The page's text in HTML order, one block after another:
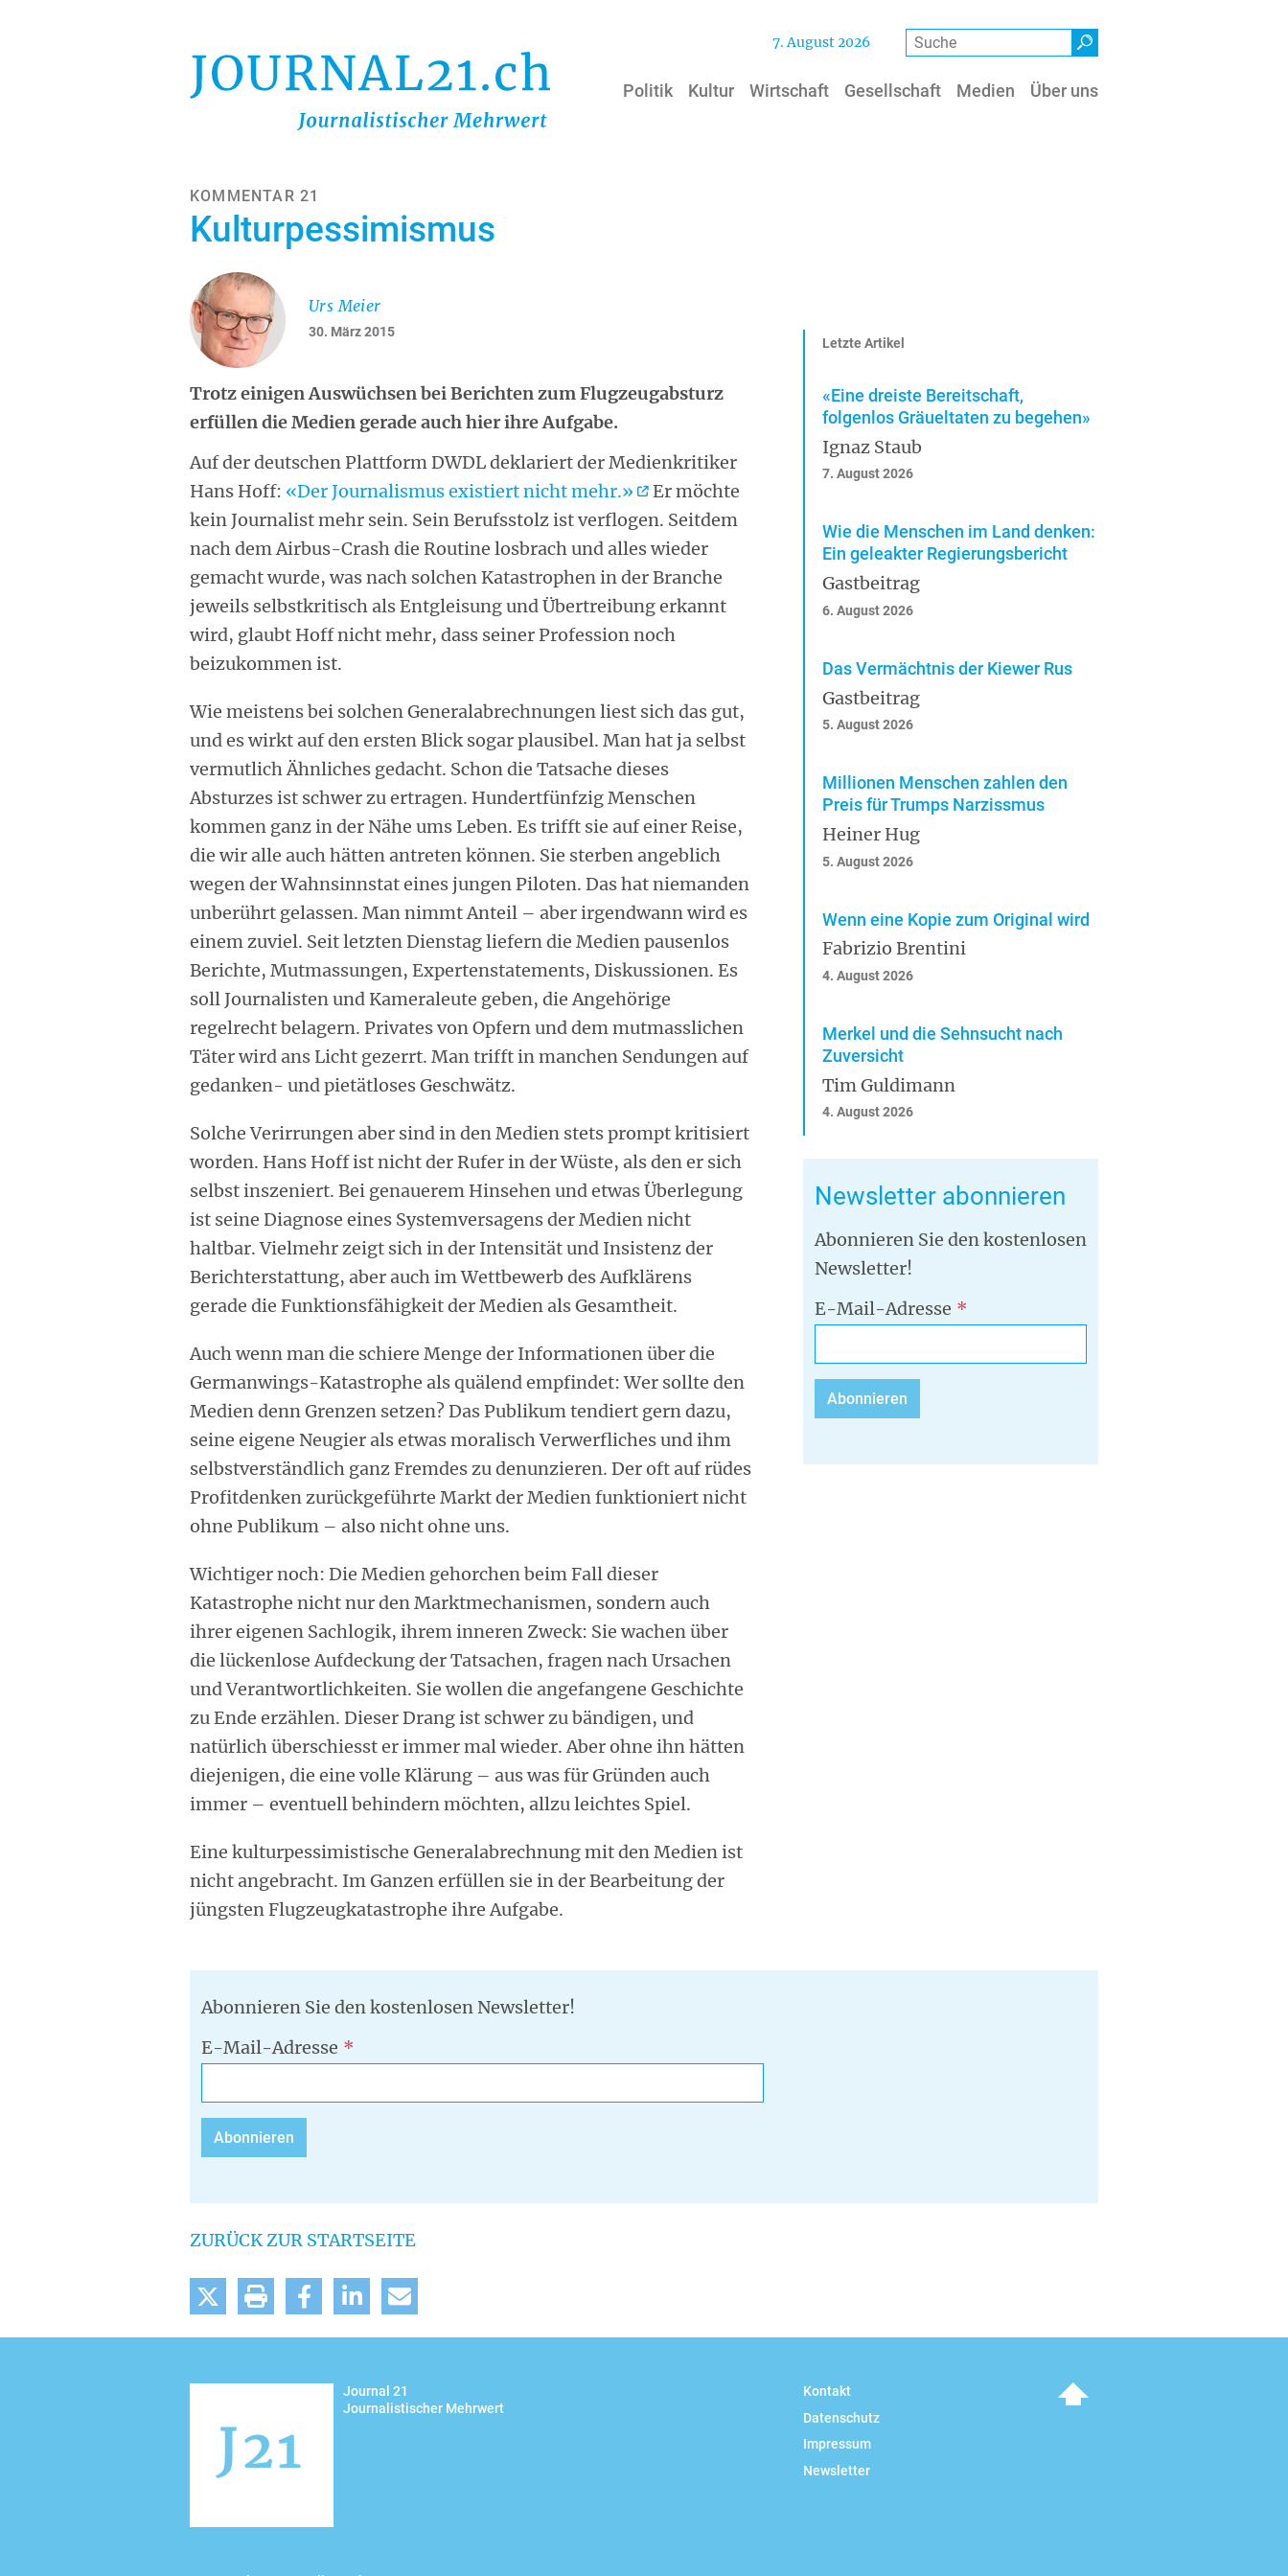
7. August 2026 Suche
Politik Kultur Wirtschaft Gesellschaft Medien Über uns
KOMMENTAR 21
Kulturpessimismus
30. März 2015
Urs Meier
Trotz einigen Auswüchsen bei Berichten zum Flugzeugabsturz
erfüllen die Medien gerade auch hier ihre Aufgabe.
Auf der deutschen Plattform DWDL deklariert der Medienkritiker
Hans Hoff: «Der Journalismus existiert nichtmehr.»
Er möchte
kein Journalist mehr sein. Sein Berufsstolz ist verflogen. Seitdem
nach dem Airbus-Crash die Routine losbrach und alles wieder
gemacht wurde, was nach solchen Katastrophen in der Branche
jeweils selbstkritisch als Entgleisung und Übertreibung erkannt
wird, glaubt Hoff nicht mehr, dass seiner Profession noch
beizukommen ist.
Wie meistens bei solchen Generalabrechnungen liest sich das gut,
und es wirkt auf den ersten Blick sogar plausibel. Man hat ja selbst
vermutlich Ähnliches gedacht. Schon die Tatsache dieses
Absturzes ist schwer zu ertragen. Hundertfünfzig Menschen
kommen ganz in der Nähe ums Leben. Es trifft sie auf einer Reise,
die wir alle auch hätten antreten können. Sie sterben angeblich
wegen der Wahnsinnstat eines jungen Piloten. Das hat niemanden
unberührt gelassen. Man nimmt Anteil – aber irgendwann wird es
einem zuviel. Seit letzten Dienstag liefern die Medien pausenlos
Berichte, Mutmassungen, Expertenstatements, Diskussionen. Es
soll Journalisten und Kameraleute geben, die Angehörige
regelrecht belagern. Privates von Opfern und dem mutmasslichen
Täter wird ans Licht gezerrt. Man trifft in manchen Sendungen auf
gedanken- und pietätloses Geschwätz.
Solche Verirrungen aber sind in den Medien stets prompt kritisiert
worden. Hans Hoff ist nicht der Rufer in der Wüste, als den er sich
selbst inszeniert. Bei genauerem Hinsehen und etwas Überlegung
ist seine Diagnose eines Systemversagens der Medien nicht
haltbar. Vielmehr zeigt sich in der Intensität und Insistenz der
Berichterstattung, aber auch im Wettbewerb des Aufklärens
gerade die Funktionsfähigkeit der Medien als Gesamtheit.
Auch wenn man die schiere Menge der Informationen über die
Germanwings-Katastrophe als quälend empfindet: Wer sollte den
Medien denn Grenzen setzen? Das Publikum tendiert gern dazu,
seine eigene Neugier als etwas moralisch Verwerfliches und ihm
selbstverständlich ganz Fremdes zu denunzieren. Der oft auf rüdes
Profitdenken zurückgeführte Markt der Medien funktioniert nicht
ohne Publikum – also nicht ohne uns.
Wichtiger noch: Die Medien gehorchen beim Fall dieser
Katastrophe nicht nur den Marktmechanismen, sondern auch
ihrer eigenen Sachlogik, ihrem inneren Zweck: Sie wachen über
die lückenlose Aufdeckung der Tatsachen, fragen nach Ursachen
und Verantwortlichkeiten. Sie wollen die angefangene Geschichte
zu Ende erzählen. Dieser Drang ist schwer zu bändigen, und
natürlich überschiesst er immer mal wieder. Aber ohne ihn hätten
diejenigen, die eine volle Klärung – aus was für Gründen auch
immer – eventuell behindern möchten, allzu leichtes Spiel.
Eine kulturpessimistische Generalabrechnung mit den Medien ist
nicht angebracht. Im Ganzen erfüllen sie in der Bearbeitung der
jüngsten Flugzeugkatastrophe ihre Aufgabe.
Letzte Artikel
«Eine dreiste Bereitschaft,
folgenlos Gräueltaten zu begehen»
Ignaz Staub
7. August 2026
Wie die Menschen im Land denken:
Ein geleakter Regierungsbericht
Gastbeitrag
6. August 2026
Das Vermächtnis der Kiewer Rus
Gastbeitrag
5. August 2026
Millionen Menschen zahlen den
Preis für Trumps Narzissmus
Heiner Hug
5. August 2026
Wenn eine Kopie zum Original wird
Fabrizio Brentini
4. August 2026
Merkel und die Sehnsucht nach
Zuversicht
Tim Guldimann
4. August 2026
Newsletter abonnieren
Abonnieren Sie den kostenlosen
Newsletter!
E-Mail-Adresse
Abonnieren Sie den kostenlosen Newsletter!
E-Mail-Adresse
ZURÜCK ZUR STARTSEITE
tweet drucken teilen mitteilen
Journal 21
Journalistischer Mehrwert
Kontakt
Datenschutz
Impressum
Newsletter